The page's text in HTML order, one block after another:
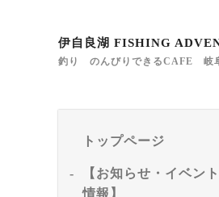
伊自良湖 FISHING
釣り のんびりできるCAFE 岐
トップページ
【お知らせ・イベン
情報】